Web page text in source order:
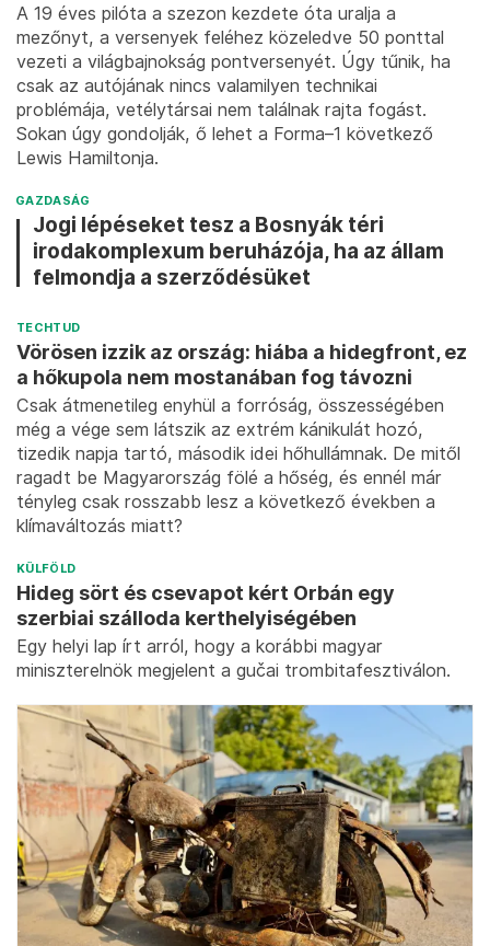
A 19 éves pilóta a szezon kezdete óta uralja a
mezőnyt, a versenyek feléhez közeledve 50 ponttal
vezeti a világbajnokság pontversenyét. Úgy tűnik, ha
csak az autójának nincs valamilyen technikai
problémája, vetélytársai nem találnak rajta fogást.
Sokan úgy gondolják, ő lehet a Forma–1 következő
Lewis Hamiltonja.
GAZDASÁG
Jogi lépéseket tesz a Bosnyák téri
irodakomplexum beruházója, ha az állam
felmondja a szerződésüket
TECHTUD
Vörösen izzik az ország: hiába a hidegfront, ez
a hőkupola nem mostanában fog távozni
Csak átmenetileg enyhül a forróság, összességében
még a vége sem látszik az extrém kánikulát hozó,
tizedik napja tartó, második idei hőhullámnak. De mitől
ragadt be Magyarország fölé a hőség, és ennél már
tényleg csak rosszabb lesz a következő években a
klímaváltozás miatt?
KÜLFÖLD
Hideg sört és csevapot kért Orbán egy
szerbiai szálloda kerthelyiségében
Egy helyi lap írt arról, hogy a korábbi magyar
miniszterelnök megjelent a gučai trombitafesztiválon.